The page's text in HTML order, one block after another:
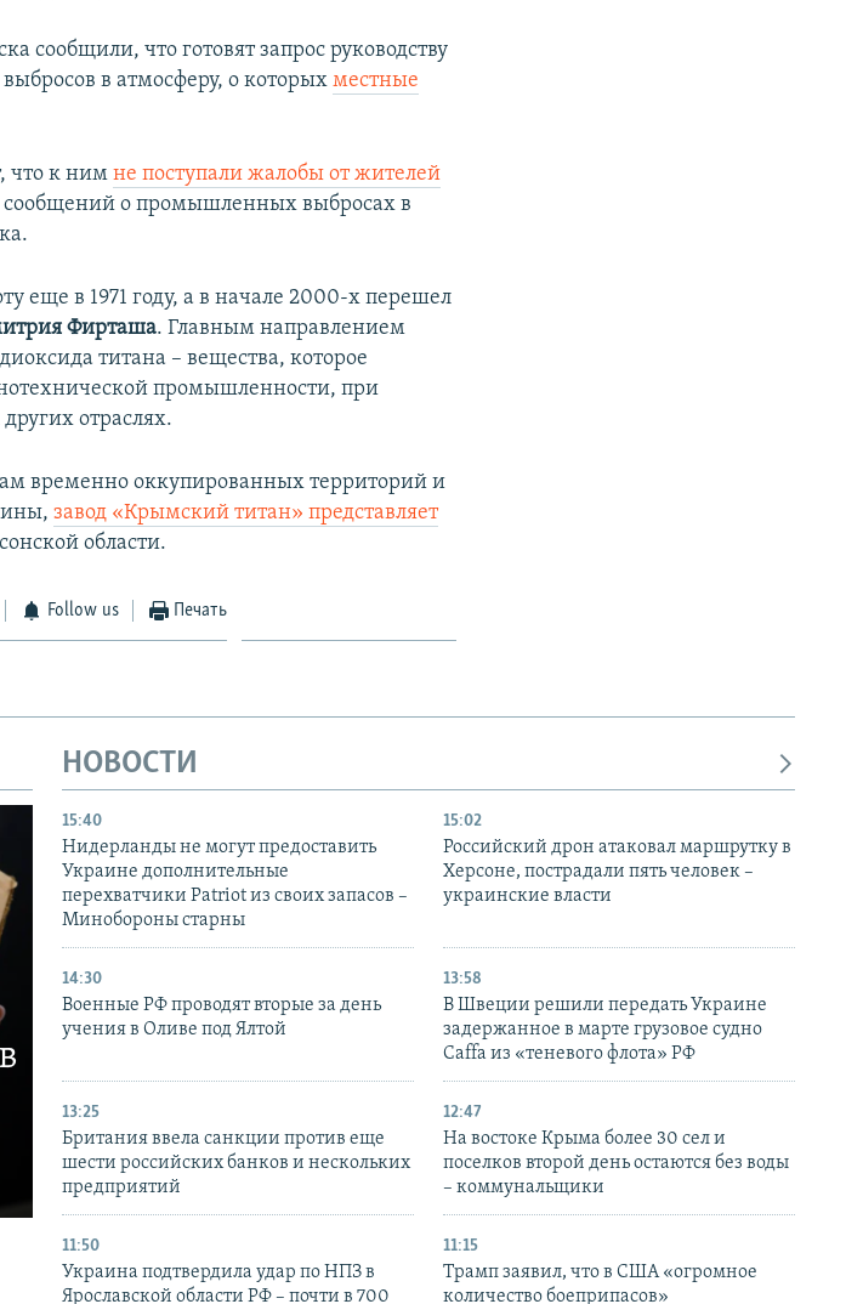
сообщили, что готовят запрос руководству
в атмосферу, о которыхместные
что к нимне поступали жалобы от жителей
сообщений о промышленных выбросах в
еще в 1971 году, а в начале 2000-х перешел
Фирташа. Главным направлением
титана – вещества, которое
промышленности, при
отраслях.
временно оккупированных территорий и
завод «Крымский титан» представляет
области.
Follow us Печать
НОВОСТИ
15:40
Нидерланды не могут предоставить
Украине дополнительные
перехватчики Patriot из своих запасов –
Минобороны старны
15:02
Российский дрон атаковал маршрутку в
Херсоне, пострадали пять человек –
украинские власти
14:30
Военные РФ проводят вторые за день
учения в Оливе под Ялтой
13:58
В Швеции решили передать Украине
задержанное в марте грузовое судно
Caffa из «теневого флота» РФ
13:25
Британия ввела санкции против еще
шести российских банков и нескольких
предприятий
12:47
На востоке Крыма более 30 сел и
поселков второй день остаются без воды
– коммунальщики
11:50
Украина подтвердила удар по НПЗ в
Ярославской области РФ – почти в 700
11:15
Трамп заявил, что в США «огромное
количество боеприпасов»